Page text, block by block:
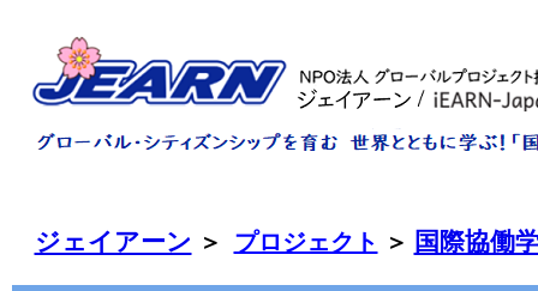
ジェイアーン ＞ プロジェクト ＞ 国際協働